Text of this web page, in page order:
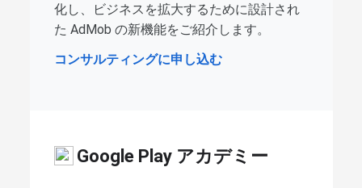
化し、ビジネスを拡大するために設計され
た AdMob の新機能をご紹介します。
コンサルティングに申し込む
Google Play アカデミー